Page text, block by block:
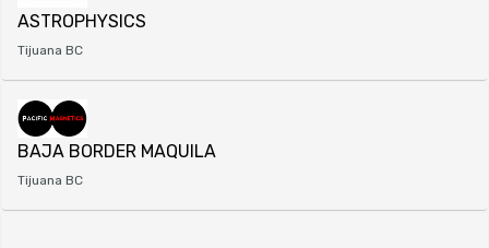
ASTROPHYSICS
Tijuana BC
BAJA BORDER MAQUILA
Tijuana BC